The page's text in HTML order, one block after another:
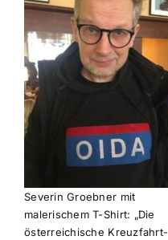
Severin Groebner mit
malerischem T-Shirt: „Die
österreichische Kreuzfahrt-